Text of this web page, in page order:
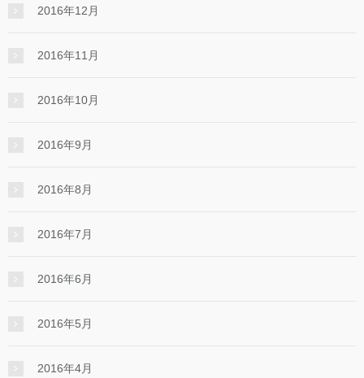
2016年12月
2016年11月
2016年10月
2016年9月
2016年8月
2016年7月
2016年6月
2016年5月
2016年4月